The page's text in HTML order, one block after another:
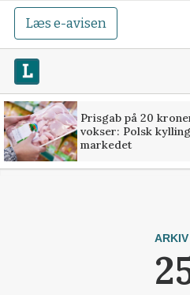
Læs e-avisen
Prisgab på 20
vokser: Polsk
markedet
ARKIV